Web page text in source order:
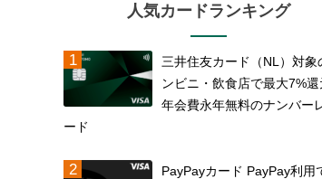
人気カードランキング
三井住友カード（NL）対象
ンビニ・飲食店で最大7%還
年会費永年無料のナンバー
ード
PayPayカード PayPay利用